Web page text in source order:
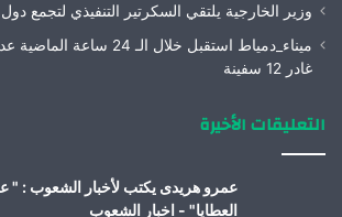
وزير الخارجية يلتقي السكرتير التنفيذي لتجمع
غادر 12 سفينة
التعليقات الأخيرة
عمرو هريدى يكتب لأخبار الشعوب : "
العطايا" - اخبار الشعوب